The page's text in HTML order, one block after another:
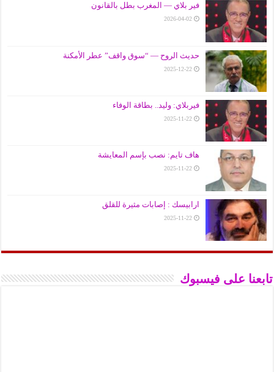
فير بلاي — المغرب بطل بالقانون
2026-04-02
حديث الروح — “سوق واقف” عطر الأمكنة
2025-12-22
فيربلاي: وليد.. بطاقة الوفاء
2025-11-22
هاف تايم: نصب بإسم المعايشة
2025-11-22
ارابيسك : إصابات مثيرة للقلق
2025-11-22
تابعنا على فيسبوك